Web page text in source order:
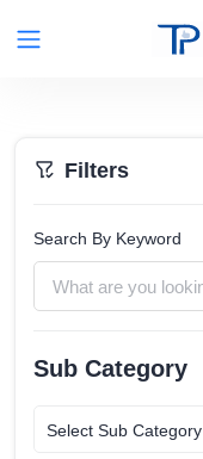
Filters
Search By Keyword
Sub Category
Select Sub Category